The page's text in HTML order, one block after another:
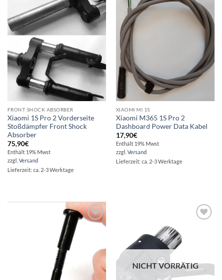
Auf die
Wunschliste
FRONT SHOCK ABSORBER
Xiaomi 1S Pro 2 Vorderseite
Stoßdämpfer Front Shock
Absorber
75,90€
Enthält 19% Mwst
zzgl. Versand
Lieferzeit: ca. 2-3 Werktage
Auf die
Wunschliste
XIAOMI MI 1S
Xiaomi M365 1S Pro 2
Dashboard Power Data Kabel
17,90€
Enthält 19% Mwst
zzgl. Versand
Lieferzeit: ca. 2-3 Werktage
Auf die
Wunschliste
Wunschliste
NICHT VORRÄTIG